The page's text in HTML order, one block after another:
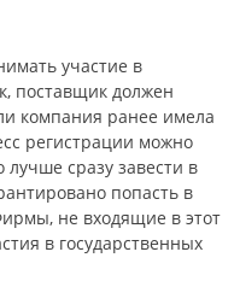
участие в
поставщик должен
компания ранее имела
регистрации можно
лучше сразу завести в
попасть в
не входящие в этот
в государственных